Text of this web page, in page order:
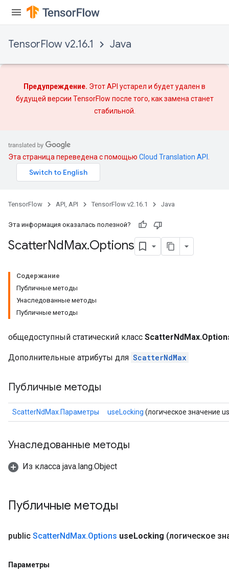
TensorFlow v2.16.1 Java
Предупреждение. Этот API устарел и будет удален в
будущей версии TensorFlow после того, какзамена станет
стабильной.
Эта страница переведена с помощью Cloud Translation API
TensorFlow API, API TensorFlow v2.16.1 Java
Эта информация оказалась полезной?
ScatterNdMax.Options
Содержание
Публичные методы
Унаследованные методы
Публичные методы
общедоступный статический класс
Дополнительные атрибуты для ScatterNdMax
Публичные методы
ScatterNdMax.Параметры useLocking (логическое значение
Унаследованные методы
Из класса java.lang.Object
Публичные методы
public ScatterNdMax.Options useLocking (логическое
Параметры